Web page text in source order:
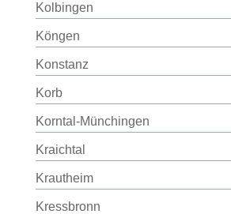
Kolbingen
Köngen
Konstanz
Korb
Korntal-Münchingen
Kraichtal
Krautheim
Kressbronn